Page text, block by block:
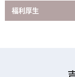
福利厚生